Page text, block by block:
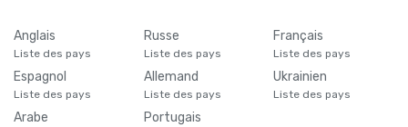
Anglais
Liste des pays
Russe
Liste des pays
Français
Liste des pays
Espagnol
Liste des pays
Allemand
Liste des pays
Ukrainien
Liste des pays
Arabe Portugais